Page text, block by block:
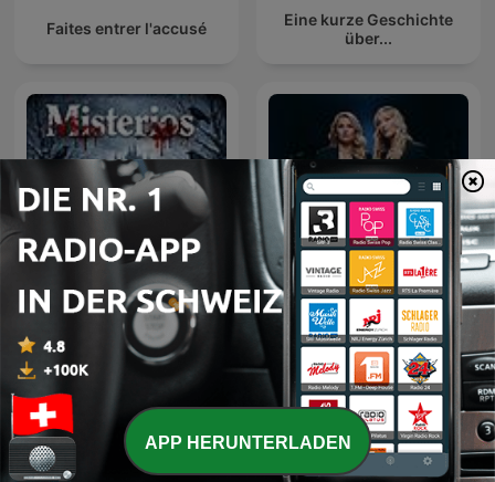
Faites entrer l'accusé
Eine kurze Geschichte
über...
Podcast de Misterios MORD AUF EX
APP HERUNTERLADEN